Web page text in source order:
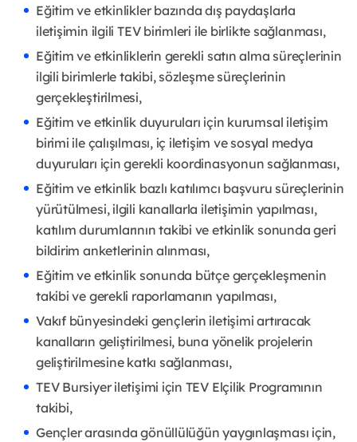
Eğitim ve etkinlikler bazında dış paydaşlarla
iletişimin ilgili TEV birimleri ile birlikte sağlanması,
Eğitim ve etkinliklerin gerekli satın alma süreçlerinin
ilgili birimlerle takibi, sözleşme süreçlerinin
gerçekleştirilmesi,
Eğitim ve etkinlik duyuruları için kurumsal iletişim
birimi ile çalışılması, iç iletişim ve sosyal medya
duyuruları için gerekli koordinasyonun sağlanması,
Eğitim ve etkinlik bazlı katılımcı başvuru süreçlerinin
yürütülmesi, ilgili kanallarla iletişimin yapılması,
katılım durumlarının takibi ve etkinlik sonunda geri
bildirim anketlerinin alınması,
Eğitim ve etkinlik sonunda bütçe gerçekleşmenin
takibi ve gerekli raporlamanın yapılması,
Vakıf bünyesindeki gençlerin iletişimi artıracak
kanalların geliştirilmesi, buna yönelik projelerin
geliştirilmesine katkı sağlanması,
TEV Bursiyer iletişimi için TEV Elçilik Programının
takibi,
Gençler arasında gönüllülüğün yaygınlaşması için,